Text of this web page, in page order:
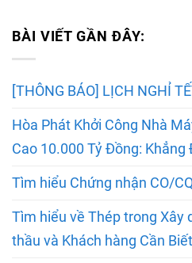
BÀI VIẾT GẦN ĐÂY:
[THÔNG BÁO] LỊCH NGHỈ
Hòa Phát Khởi Công Nhà
Cao 10.000 Tỷ Đồng: Khẳng
Tìm hiểu Chứng nhận CO/
Tìm hiểu về Thép trong Xây
thầu và Khách hàng Cần Biết